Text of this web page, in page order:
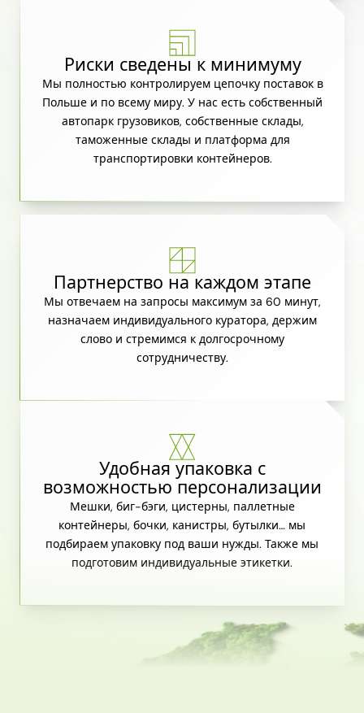
Риски сведены к минимуму
Мы полностью контролируем цепочку поставок в
Польше и по всему миру. У нас есть собственный
автопарк грузовиков, собственные склады,
таможенные склады и платформа для
транспортировки контейнеров.
Партнерство на каждом этапе
Мы отвечаем на запросы максимум за 60 минут,
назначаем индивидуального куратора, держим
слово и стремимся к долгосрочному
сотрудничеству.
Удобная упаковка с
возможностью персонализации
Мешки, биг-бэги, цистерны, паллетные
контейнеры, бочки, канистры, бутылки… мы
подбираем упаковку под ваши нужды. Также мы
подготовим индивидуальные этикетки.